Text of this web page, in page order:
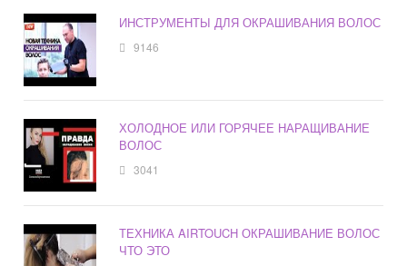
ИНСТРУМЕНТЫ ДЛЯ ОКРАШИВАНИЯ ВОЛОС
9146
ХОЛОДНОЕ ИЛИ ГОРЯЧЕЕ НАРАЩИВАНИЕ
ВОЛОС
3041
ТЕХНИКА AIRTOUCH ОКРАШИВАНИЕ ВОЛОС
ЧТО ЭТО